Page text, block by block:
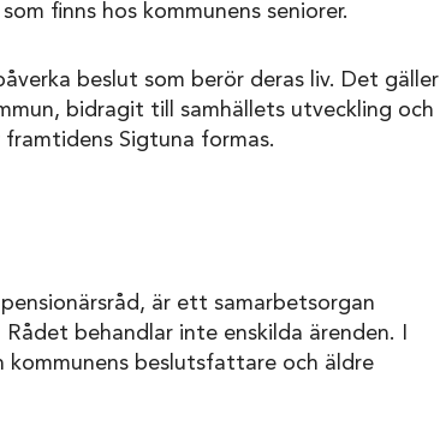
finns hos kommunens seniorer.
beslut som berör deras liv. Det gäller
bidragit till samhällets utveckling och
Sigtuna formas.
är ett samarbetsorgan
behandlar inte enskilda ärenden. I
beslutsfattare och äldre